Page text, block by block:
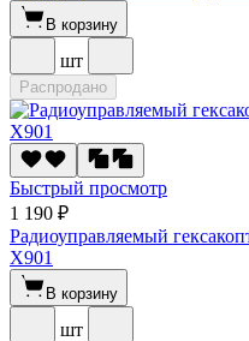
В корзину
шт
Распродано
Быстрый просмотр
1 190 ₽
Радиоуправляемый
X901
В корзину
шт